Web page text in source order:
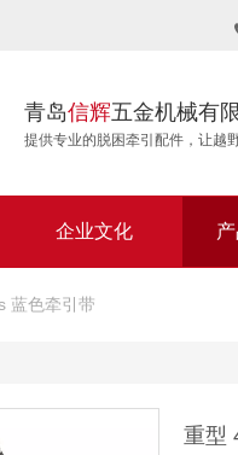
青岛信辉五金机械有
提供专业的脱困牵引配件，让越
企业文化
蓝色牵引带
重型